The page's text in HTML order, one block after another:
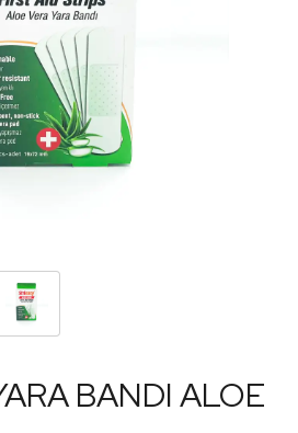
BANDI ALOE